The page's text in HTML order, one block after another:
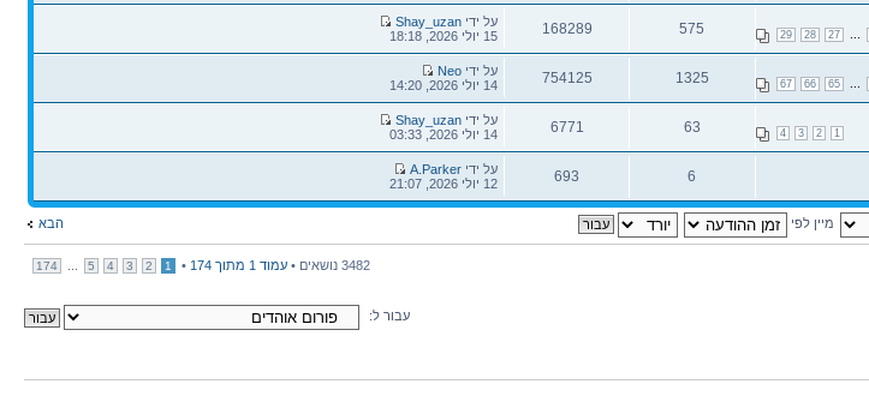
תגובות
צפיות
27
28
29
575
תגובות
168289
צפיות
הודעה
אחרונה
על ידי Shay_uzan
15 יולי 2026, 18:18
65
66
67
1325
תגובות
754125
צפיות
הודעה
אחרונה
על ידי Neo
14 יולי 2026, 14:20
1
2
3
4
63
תגובות
6771
צפיות
הודעה
אחרונה
על ידי Shay_uzan
14 יולי 2026, 03:33
6
תגובות
693
צפיות
הודעה
אחרונה
על ידי A.Parker
12 יולי 2026, 21:07
הבא מיין לפי
3482 נושאים • עמוד 1 מתוך 174
•
1
2
3
4
5
174
עבור ל: